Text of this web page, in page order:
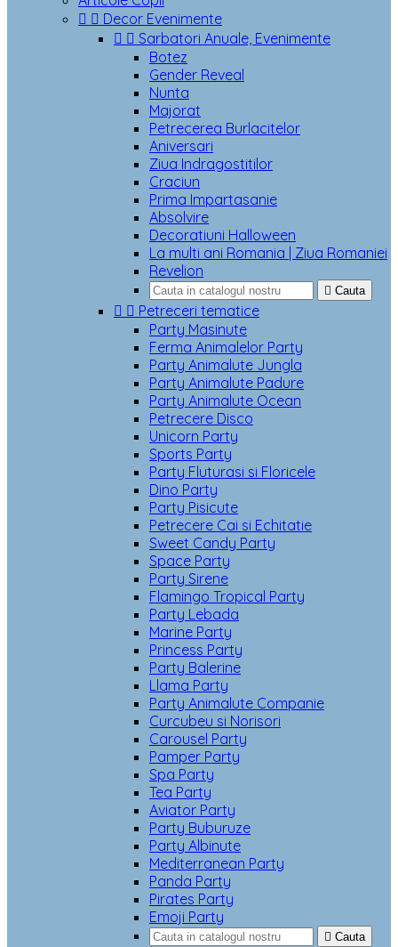
  Decor Evenimente
  Sarbatori Anuale, Evenimente
Botez
Gender Reveal
Nunta
Majorat
Petrecerea Burlacitelor
Aniversari
Ziua Indragostitilor
Craciun
Prima Impartasanie
Absolvire
Decoratiuni Halloween
La multi ani Romania | Ziua Romaniei
Revelion
 Cauta
  Petreceri tematice
Party Masinute
Ferma Animalelor Party
Party Animalute Jungla
Party Animalute Padure
Party Animalute Ocean
Petrecere Disco
Unicorn Party
Sports Party
Party Fluturasi si Floricele
Dino Party
Party Pisicute
Petrecere Cai si Echitatie
Sweet Candy Party
Space Party
Party Sirene
Flamingo Tropical Party
Party Lebada
Marine Party
Princess Party
Party Balerine
Llama Party
Party Animalute Companie
Curcubeu si Norisori
Carousel Party
Pamper Party
Spa Party
Tea Party
Aviator Party
Party Buburuze
Party Albinute
Mediterranean Party
Panda Party
Pirates Party
Emoji Party
 Cauta